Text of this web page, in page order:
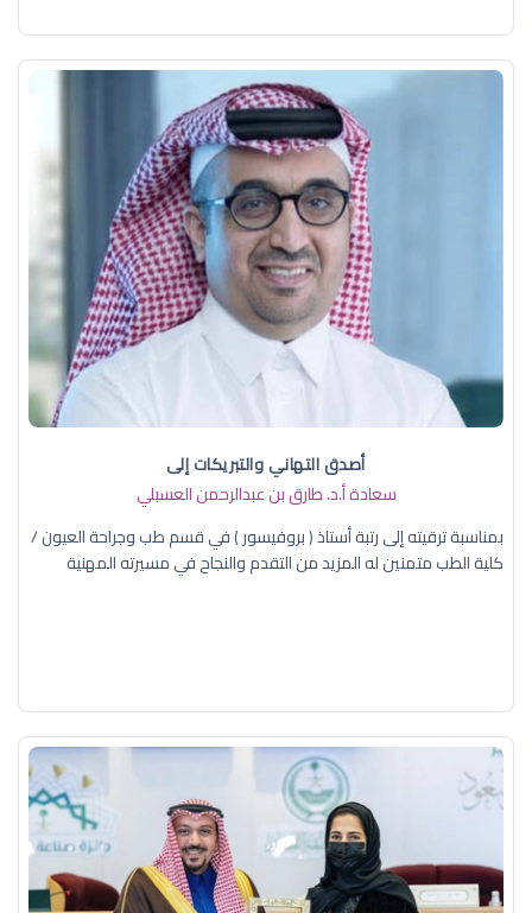
أصدق التهاني والتبريكات إلى
سعادة أ.د. ​طارق بن عبدالرحمن العسبلي
بمناسبة ترقيته إلى رتبة أستاذ ( بروفيسور ) في قسم طب وجراحة العيون /
كلية الطب متمنين له المزيد من التقدم والنجاح في مسيرته المهنية